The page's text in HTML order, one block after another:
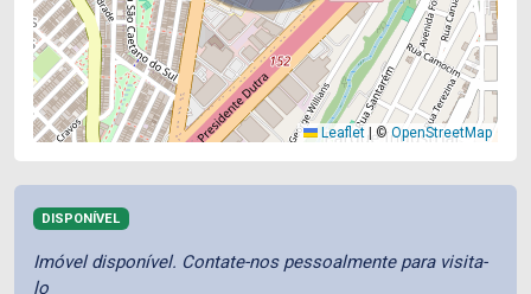
Leaflet © OpenStreetMap
DISPONÍVEL
Imóvel disponível. Contate-nos pessoalmente para visita-
lo